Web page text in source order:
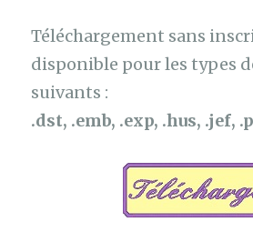
Téléchargement sans
disponible pour les types
suivants :
.dst, .emb, .exp, .hus, .jef,